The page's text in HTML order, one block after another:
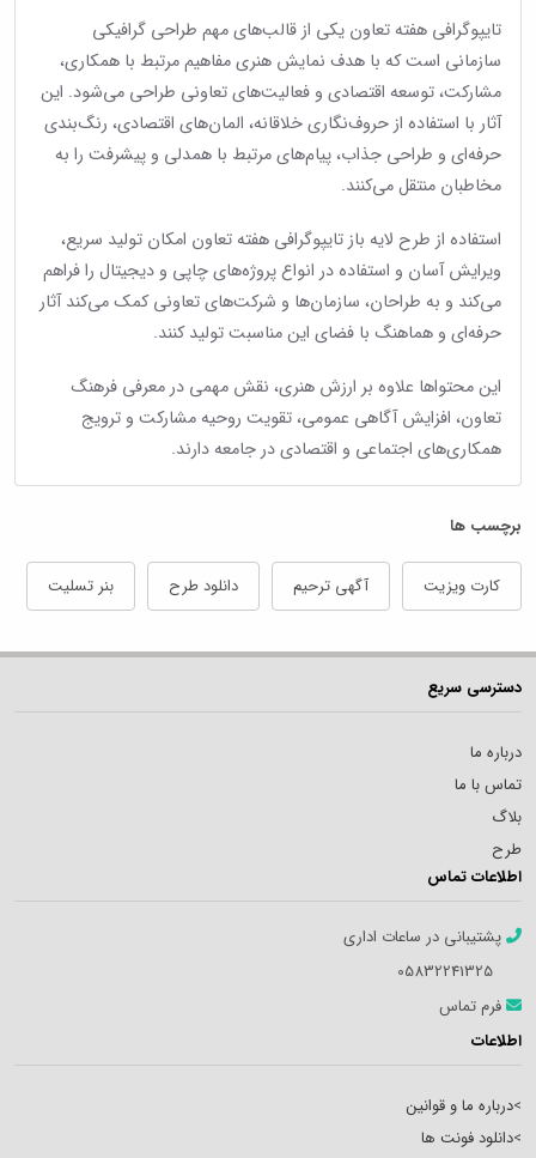
تایپوگرافی هفته تعاون یکی از قالب‌های مهم طراحی گرافیکی
سازمانی است که با هدف نمایش هنری مفاهیم مرتبط با همکاری،
مشارکت، توسعه اقتصادی و فعالیت‌های تعاونی طراحی می‌شود. این
آثار با استفاده از حروف‌نگاری خلاقانه، المان‌های اقتصادی، رنگ‌بندی
حرفه‌ای و طراحی جذاب، پیام‌های مرتبط با همدلی و پیشرفت را به
مخاطبان منتقل می‌کنند.
استفاده از طرح لایه باز تایپوگرافی هفته تعاون امکان تولید سریع،
ویرایش آسان و استفاده در انواع پروژه‌های چاپی و دیجیتال را فراهم
می‌کند و به طراحان، سازمان‌ها و شرکت‌های تعاونی کمک می‌کند آثار
حرفه‌ای و هماهنگ با فضای این مناسبت تولید کنند.
این محتواها علاوه بر ارزش هنری، نقش مهمی در معرفی فرهنگ
تعاون، افزایش آگاهی عمومی، تقویت روحیه مشارکت و ترویج
همکاری‌های اجتماعی و اقتصادی در جامعه دارند.
برچسب ها
کارت ویزیت آگهی ترحیم دانلود طرح بنر تسلیت
دسترسی سریع
درباره ما
تماس با ما
بلاگ
طرح
اطلاعات تماس
پشتیبانی در ساعات اداری
05832241325
فرم تماس
اطلاعات
>درباره ما و قوانین
>دانلود فونت ها